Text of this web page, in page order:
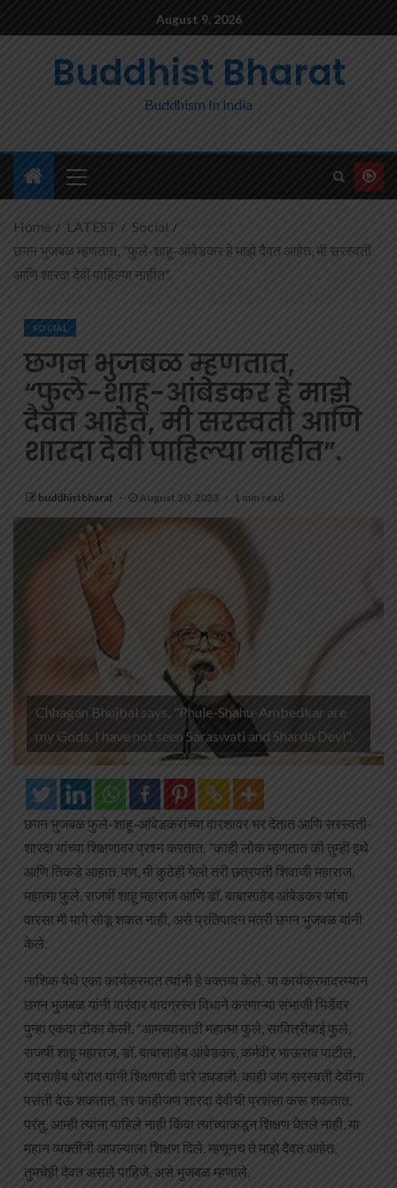
August 9, 2026
Buddhist Bharat
Buddhism In India
Home LATEST
Social
छगन भुजबळ म्हणतात, “फुले-शाहू-आंबेडकर हे माझे दैवत आहेत, मी सरस्वती
आणि शारदा देवी पाहिल्या नाहीत”.
SOCIAL
छगन भुजबळ म्हणतात,
“फुले-शाहू-आंबेडकर हे माझे
दैवत आहेत, मी सरस्वती आणि
शारदा देवी पाहिल्या नाहीत”.
buddhistbharat August 20, 2023 1 min read
Chhagan Bhujbal says, "Phule-Shahu-Ambedkar are
my Gods, I have not seen Saraswati and Sharda Devi".
छगन भुजबळ फुले-शाहू-आंबेडकरांच्या वारशावर भर देतात आणि सरस्वती-
शारदा यांच्या शिक्षणावर प्रश्न करतात. “काही लोक म्हणतात की तुम्ही इथे
आणि तिकडे आहात. पण, मी कुठेही गेलो तरी छत्रपती शिवाजी महाराज,
महात्मा फुले, राजर्षी शाहू महाराज आणि डॉ. बाबासाहेब आंबेडकर यांचा
वारसा मी मागे सोडू शकत नाही, असे प्रतिपादन मंत्री छगन भुजबळ यांनी
केले.
नाशिक येथे एका कार्यक्रमात त्यांनी हे वक्तव्य केले. या कार्यक्रमादरम्यान
छगन भुजबळ यांनी वारंवार वादग्रस्त विधाने करणाऱ्या संभाजी भिडेंवर
पुन्हा एकदा टीका केली. “आमच्यासाठी महात्मा फुले, सावित्रीबाई फुले,
राजर्षी शाहू महाराज, डॉ. बाबासाहेब आंबेडकर, कर्मवीर भाऊराव पाटील,
रावसाहेब थोरात यांनी शिक्षणाची दारे उघडली. काही जण सरस्वती देवींना
पसंती देऊ शकतात, तर काहीजण शारदा देवीची प्रशंसा करू शकतात.
परंतु, आम्ही त्यांना पाहिले नाही किंवा त्यांच्याकडून शिक्षण घेतले नाही. या
महान व्यक्तींनी आपल्याला शिक्षण दिले. म्हणूनच ते माझे दैवत आहेत,
तुमचेही दैवत असले पाहिजे, असे भुजबळ म्हणाले.